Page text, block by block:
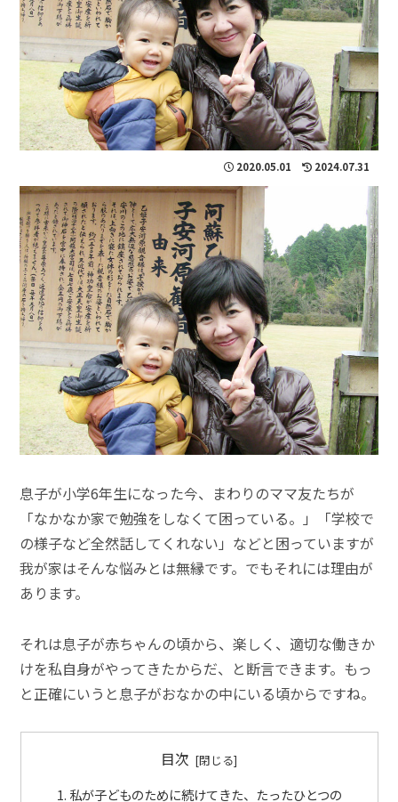
2020.05.01 2024.07.31
息子が小学6年生になった今、まわりのママ友たちが
「なかなか家で勉強をしなくて困っている。」「学校で
の様子など全然話してくれない」などと困っていますが
我が家はそんな悩みとは無縁です。でもそれには理由が
あります。
それは息子が赤ちゃんの頃から、楽しく、適切な働きか
けを私自身がやってきたからだ、と断言できます。もっ
と正確にいうと息子がおなかの中にいる頃からですね。
目次
私が子どものために続けてきた、たったひとつの